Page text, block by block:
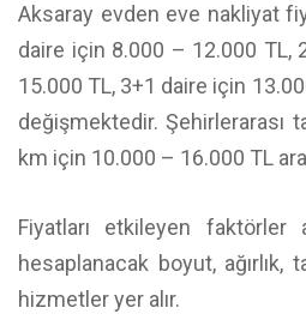
Aksaray evden eve nakliyat
daire için 8.000 – 12.000 TL,
15.000 TL, 3+1 daire için
değişmektedir. Şehirlerarası
km için 10.000 – 16.000 TL
Fiyatları etkileyen faktörler
hesaplanacak boyut, ağırlık,
hizmetler yer alır.